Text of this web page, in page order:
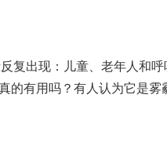
复出现：儿童、老年人和
有用吗？有人认为它是